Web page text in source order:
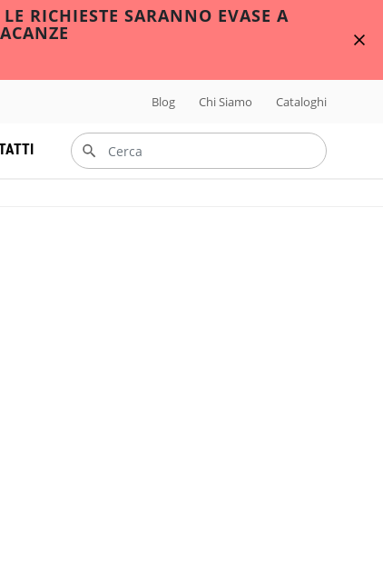
RICHIESTE SARANNO EVASE A
Blog Chi Siamo Cataloghi